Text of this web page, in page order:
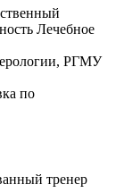
Лечебное
РГМУ
по
тренер